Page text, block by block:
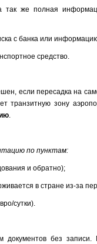
так же полная
с банка или
средство.
если пересадка на
транзитную зону
.
по пунктам:
и обратно);
в стране из-за
сутки).
документов без